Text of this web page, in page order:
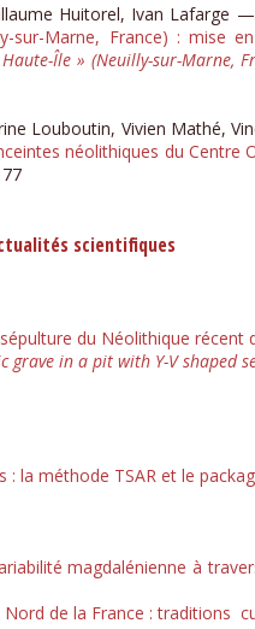
Huitorel, Ivan Lafarge —
sur-Marne, France) : mise
Île » (Neuilly-sur-Marne,
Louboutin, Vivien Mathé,
néolithiques du Centre
77
scientifiques
du Néolithique récent
grave in a pit with Y-V shaped
la méthode TSAR et le
magdalénienne à
de la France : traditions